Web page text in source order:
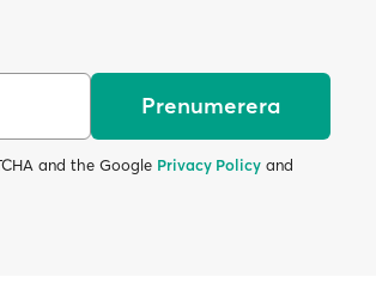
Prenumerera
and the Google Privacy Policy and